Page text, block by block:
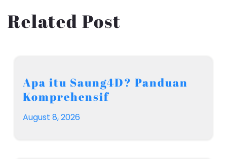
Related Post
Apa itu Saung4D? Panduan
Komprehensif
August 8, 2026